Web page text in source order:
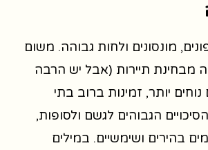
מונסונים ולחות גבוהה. משום
מבחינת תיירות (אבל יש הרבה
נוחים יותר, זמינות ברוב בתי
הגבוהים לגשם ולסופות,
בהירים ושימשיים. במילים